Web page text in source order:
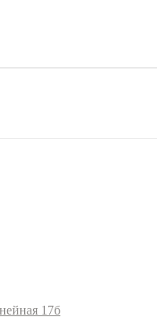
17б